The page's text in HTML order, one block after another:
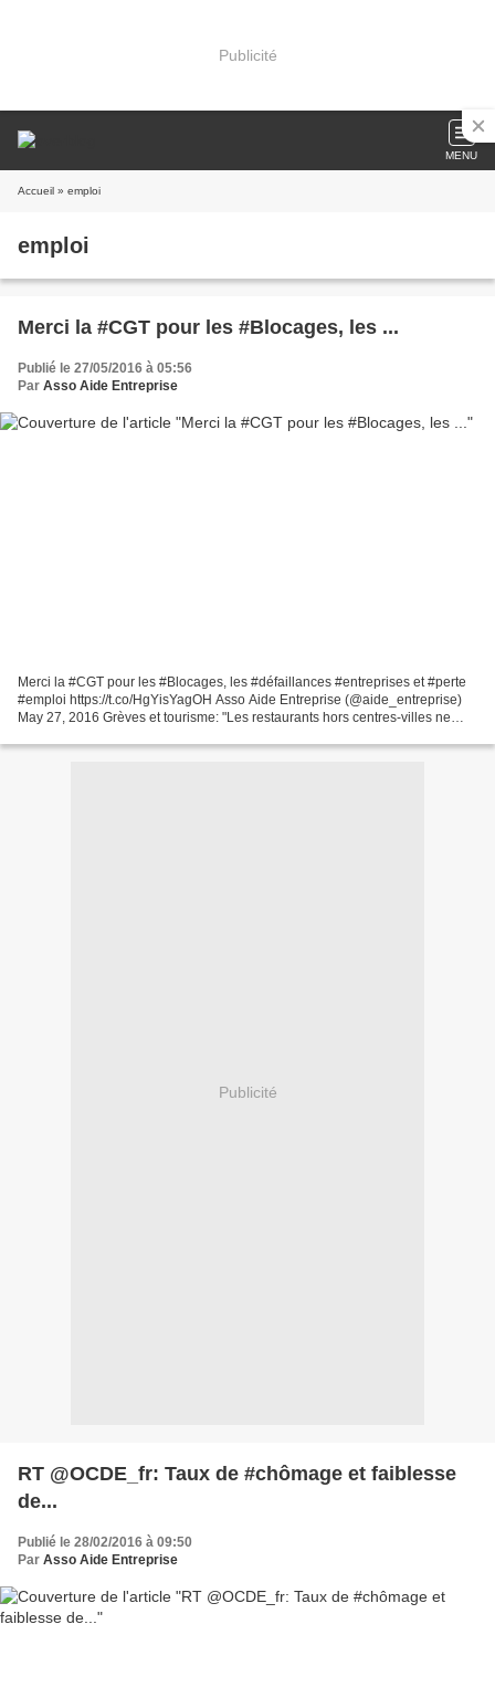
Publicité
MENU
Accueil » emploi
emploi
Merci la #CGT pour les #Blocages, les ...
Publié le 27/05/2016 à 05:56
Par Asso Aide Entreprise
Merci la #CGT pour les #Blocages, les #défaillances #entreprises et #perte
#emploi https://t.co/HgYisYagOH Asso Aide Entreprise (@aide_entreprise)
May 27, 2016 Grèves et tourisme: "Les restaurants hors centres-villes ne
Publicité
RT @OCDE_fr: Taux de #chômage et faiblesse
de...
Publié le 28/02/2016 à 09:50
Par Asso Aide Entreprise